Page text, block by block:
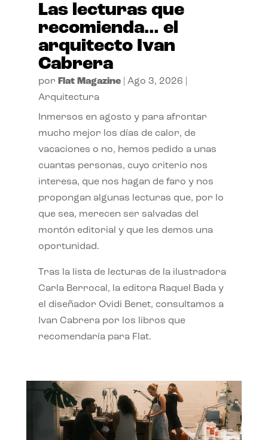
Las lecturas que
recomienda… el
arquitecto Ivan
Cabrera
por Flat Magazine| Ago 3, 2026
Arquitectura
Inmersos en agosto y para afrontar
mucho mejor los días de calor, de
vacaciones o no, hemos pedido a unas
cuantas personas, cuyo criterio nos
interesa, que nos hagan de faro y nos
propongan algunas lecturas que, por lo
que sea, merecen ser salvadas del
montón editorial y que les demos una
oportunidad.
Tras la lista de lecturas de la ilustradora
Carla Berrocal, la editora Raquel Bada y
el diseñador Ovidi Benet, consultamos a
Ivan Cabrera por los libros que
recomendaría para Flat.